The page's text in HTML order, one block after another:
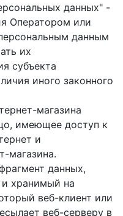
данных" -
Оператором или
данным
их
субъекта
иного законного
магазина
имеющее доступ к
и
магазина.
данных,
хранимый на
веб-клиент или
веб-серверу в